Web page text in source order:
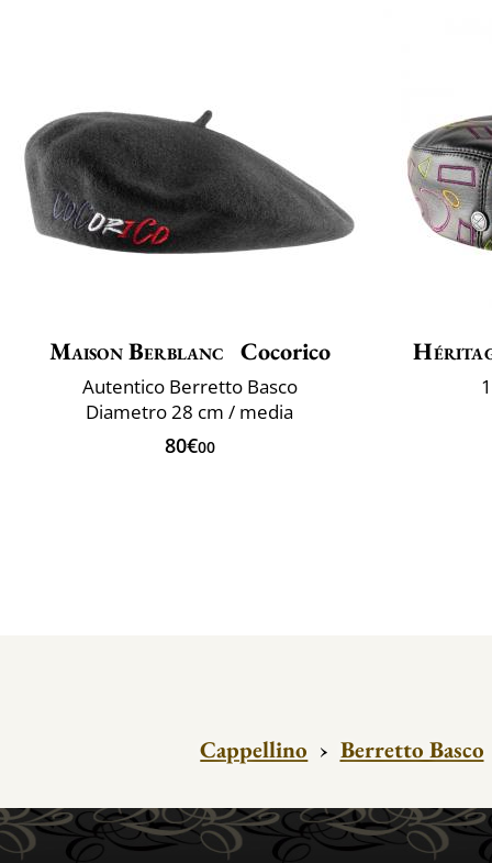
Maison Berblanc Cocorico
Autentico Berretto Basco
Diametro 28 cm / media
80€00
Cappellino › Berretto Basco